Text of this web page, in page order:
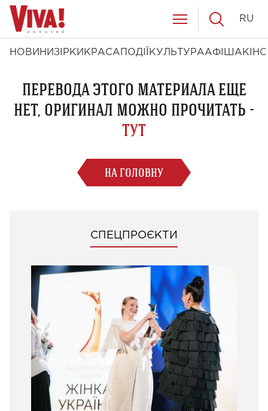
НОВИНИ ЗІРКИ КРАСА ПОДІЇ КУЛЬТУРААФІША КІНО
RU
ПЕРЕВОДА ЭТОГО МАТЕРИАЛА ЕЩЕ
НЕТ, ОРИГИНАЛ МОЖНО ПРОЧИТАТЬ -
ТУТ
НА ГОЛОВНУ
СПЕЦПРОЄКТИ